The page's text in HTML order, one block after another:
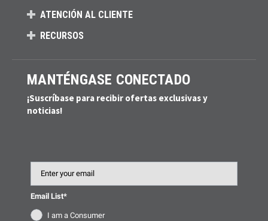
ATENCIÓN AL CLIENTE
RECURSOS
MANTÉNGASE CONECTADO
¡Suscríbase para recibir ofertas exclusivas y
noticias!
Email List*
I am a Consumer